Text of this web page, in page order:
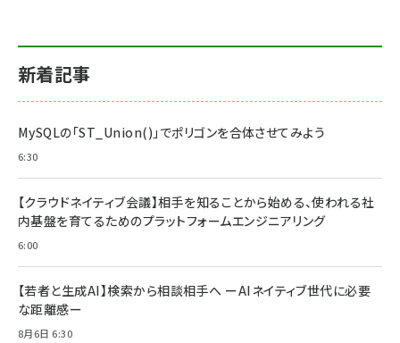
新着記事
MySQLの「ST_Union()」でポリゴンを合体させてみよう
6:30
【クラウドネイティブ会議】相手を知ることから始める、使われる社
内基盤を育てるためのプラットフォームエンジニアリング
6:00
【若者と生成AI】検索から相談相手へ ーAIネイティブ世代に必要
な距離感ー
8月6日 6:30